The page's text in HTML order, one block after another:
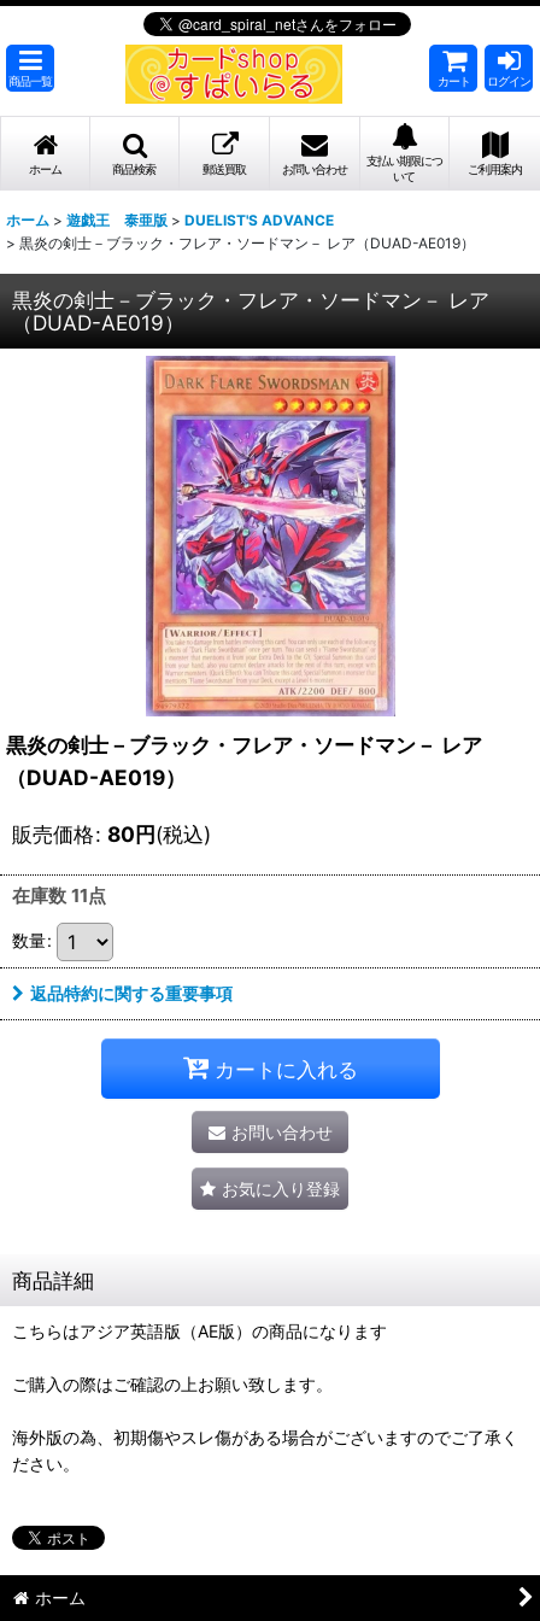
商品一覧 カート ログイン
ホーム 商品検索 郵送買取 お問い合わせ
支払い期限につ
いて
ご利用案内
ホーム > 遊戯王 泰亜版 > DUELIST'S ADVANCE
> 黒炎の剣士－ブラック・フレア・ソードマン－ レア（DUAD-AE019）
黒炎の剣士－ブラック・フレア・ソードマン－ レア
（DUAD-AE019）
黒炎の剣士－ブラック・フレア・ソードマン－ レア
（DUAD-AE019）
販売価格: 80円(税込)
在庫数 11点
数量:
返品特約に関する重要事項
カートに入れる
お問い合わせ
お気に入り登録
商品詳細
こちらはアジア英語版（AE版）の商品になります
ご購入の際はご確認の上お願い致します。
海外版の為、初期傷やスレ傷がある場合がございますのでご了承く
ださい。
ホーム